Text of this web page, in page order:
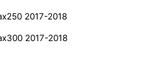
2017-2018
2017-2018